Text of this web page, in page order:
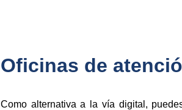
Oficinas de
Como alternativa a la vía digital,